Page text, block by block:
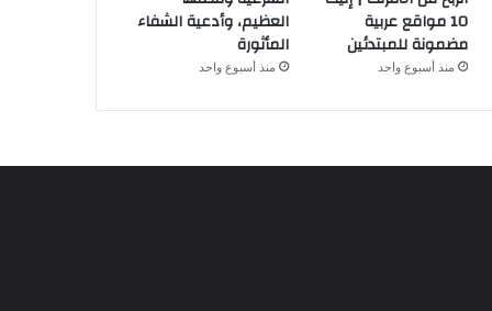
10 مواقع عربية
مضمونة للمبتدئين
منذ أسبوع واحد
العظيم، وأدعية الشفاء
المأثورة
منذ أسبوع واحد